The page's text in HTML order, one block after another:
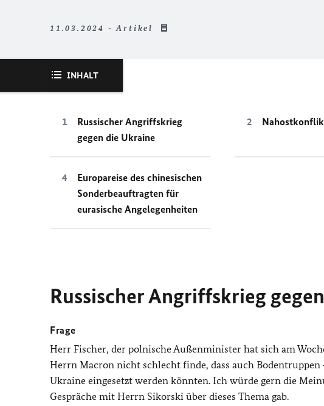
11.03.2024 - Artikel
INHALT
Russischer Angriffskrieg
gegen die Ukraine
Europareise des chinesischen
Sonderbeauftragten für
eurasische Angelegenheiten
Russischer Angriffskrieg
Frage
Herr Fischer, der polnische Außenminister hat sich am
Herrn Macron nicht schlecht finde, dass auch Bodentruppen
Ukraine eingesetzt werden könnten. Ich würde gern die
Gespräche mit Herrn Sikorski über dieses Thema gab.